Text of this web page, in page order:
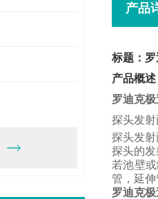
产品
标题：
产品概述
罗迪克
探头发
探头发
探头的
若池壁
管， 延
罗迪克